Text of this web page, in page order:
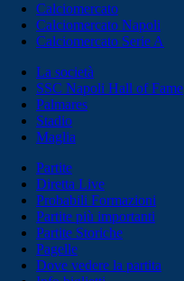
Calciomercato
Calciomercato Napoli
Calciomercato Serie A
La società
SSC Napoli Hall of Fame
Palmares
Stadio
Maglia
Partite
Diretta Live
Probabili Formazioni
Partite più importanti
Partite Storiche
Pagelle
Dove vedere la partita